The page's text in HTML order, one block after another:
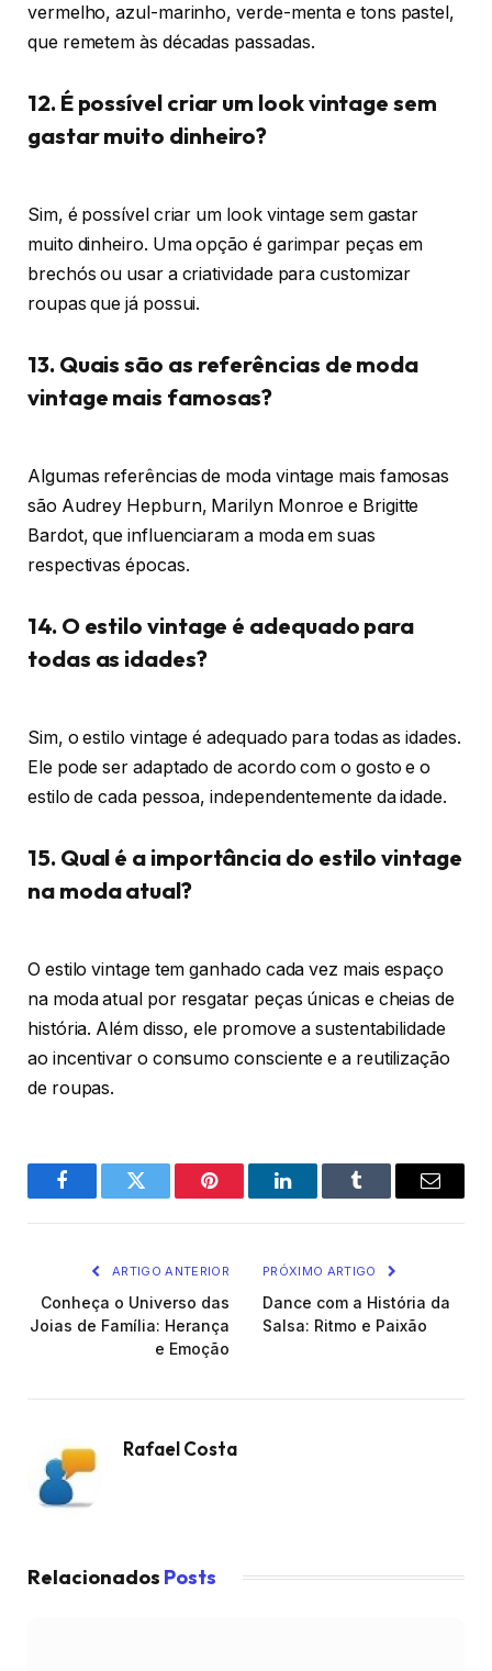
vermelho, azul-marinho, verde-menta e tons pastel,
que remetem às décadas passadas.
12. É possível criar um look vintage sem
gastar muito dinheiro?
Sim, é possível criar um look vintage sem gastar
muito dinheiro. Uma opção é garimpar peças em
brechós ou usar a criatividade para customizar
roupas que já possui.
13. Quais são as referências de moda
vintage mais famosas?
Algumas referências de moda vintage mais famosas
são Audrey Hepburn, Marilyn Monroe e Brigitte
Bardot, que influenciaram a moda em suas
respectivas épocas.
14. O estilo vintage é adequado para
todas as idades?
Sim, o estilo vintage é adequado para todas as idades.
Ele pode ser adaptado de acordo com o gosto e o
estilo de cada pessoa, independentemente da idade.
15. Qual é a importância do estilo vintage
na moda atual?
O estilo vintage tem ganhado cada vez mais espaço
na moda atual por resgatar peças únicas e cheias de
história. Além disso, ele promove a sustentabilidade
ao incentivar o consumo consciente e a reutilização
de roupas.
FacebookTwitter Pinterest O
Tumblr
E-
ARTIGO ANTERIOR
Conheça o Universo das
Joias de Família: Herança
e Emoção
PRÓXIMO ARTIGO
Dance com a História da
Salsa: Ritmo e Paixão
Rafael Costa
Relacionados Posts